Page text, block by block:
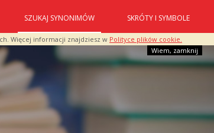
Więcej informacji znajdziesz w Polityce plików cookie.
Wiem, zamknij
SZUKAJ SYNONIMÓW SKRÓTY I SYMBOLE